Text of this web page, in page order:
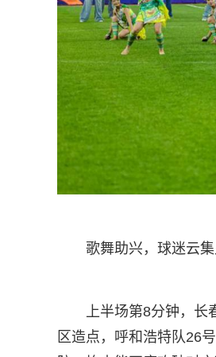
歌舞助兴，球迷云
上半场第8分钟，长
区造点，呼和浩特队26